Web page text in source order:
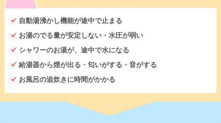
自動湯沸かし機能が途中で止まる
お湯のでる量が安定しない・水圧が弱い
シャワーのお湯が、途中で水になる
給湯器から煙が出る・匂いがする・音がする
お風呂の追炊きに時間がかかる